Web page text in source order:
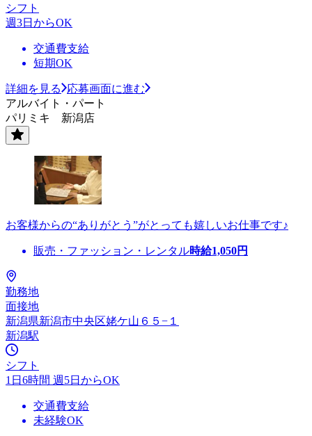
シフト
週3日からOK
交通費支給
短期OK
詳細を見る
応募画面に進む
アルバイト・パート
パリミキ 新潟店
お客様からの“ありがとう”がとっても嬉しいお仕事です♪
販売・ファッション・レンタル時給1,050円
勤務地
面接地
新潟県新潟市中央区姥ケ山６５−１
新潟駅
シフト
1日6時間 週5日からOK
交通費支給
未経験OK